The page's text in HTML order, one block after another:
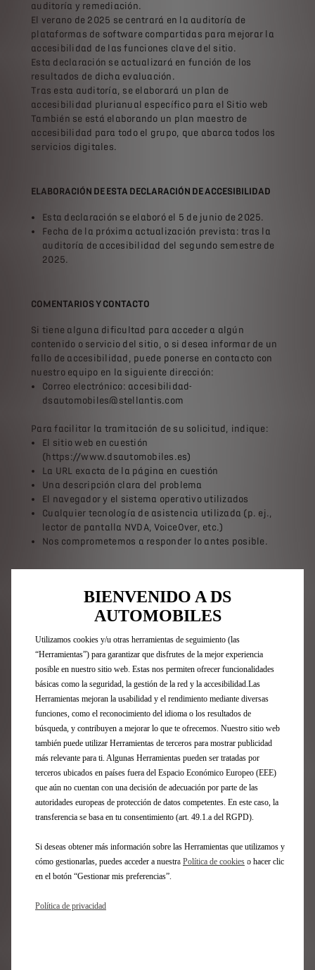
auditoría y remediación.
El verano de 2025 se centrará en la auditoría de
plataformas de software compartidas para mejorar la
accesibilidad de las funciones clave del sitio.
Esta declaración se actualizará en función de los
resultados de dicha evaluación.
Tras esta auditoría, se elaborará un plan de
accesibilidad plurianual específico para el Sitio web
También se está elaborando un plan maestro de
accesibilidad para todo el grupo, que abarca todos los
servicios digitales.
ELABORACIÓN DE ESTA DECLARACIÓN DE ACCESIBILIDAD
Esta declaración se elaboró ​​el 5 de junio de 2025.
Fecha de la próxima actualización prevista: tras la
auditoría de accesibilidad del segundo semestre de
2025.
COMENTARIOS Y CONTACTO
Si tiene alguna dificultad para acceder a algún
contenido o servicio del sitio, o si desea informar de un
fallo de accesibilidad, puede ponerse en contacto con
nuestro equipo en la siguiente dirección:
Correo electrónico: accesibilidad-
dsautomobiles@stellantis.com
Para facilitar la tramitación de su solicitud, indique:
El sitio web en cuestión
(https://www.dsautomobiles.es)
La URL exacta de la página en cuestión
Una descripción clara del problema
El navegador y el sistema operativo utilizados
Cualquier tecnología de asistencia utilizada (p. ej.,
lector de pantalla NVDA, VoiceOver, etc.)
Nos comprometemos a responder lo antes posible.
Stellantis se compromete a garantizar la accesibilidad
materia de accesibilidad de productos y servicios. En
caso de detectar cualquier dificultad de acceso a los
contenidos, los usuarios pueden comunicarlo a través
deaccesibilidad-dsautomobiles@stellantis.com,
indicando la URL afectada y una descripción del
problema, con el fin de que pueda ser evaluado y, en su
caso, corregido.
Suscríbase a nuestra newsletter
Gama DS
Vehículos híbridos enchufables
BIENVENIDO A DS
AUTOMOBILES
Utilizamos cookies y/u otras herramientas de seguimiento (las
“Herramientas”) para garantizar que disfrutes de la mejor experiencia
posible en nuestro sitio web. Estas nos permiten ofrecer funcionalidades
básicas como la seguridad, la gestión de la red y la accesibilidad.Las
Herramientas mejoran la usabilidad y el rendimiento mediante diversas
funciones, como el reconocimiento del idioma o los resultados de
búsqueda, y contribuyen a mejorar lo que te ofrecemos. Nuestro sitio web
también puede utilizar Herramientas de terceros para mostrar publicidad
más relevante para ti. Algunas Herramientas pueden ser tratadas por
terceros ubicados en países fuera del Espacio Económico Europeo (EEE)
que aún no cuentan con una decisión de adecuación por parte de las
autoridades europeas de protección de datos competentes. En este caso, la
transferencia se basa en tu consentimiento (art. 49.1.a del RGPD).
Si deseas obtener más información sobre las Herramientas que utilizamos y
cómo gestionarlas, puedes acceder a nuestra Política de cookies o hacer clic
en el botón “Gestionar mis preferencias”.
Política de privacidad